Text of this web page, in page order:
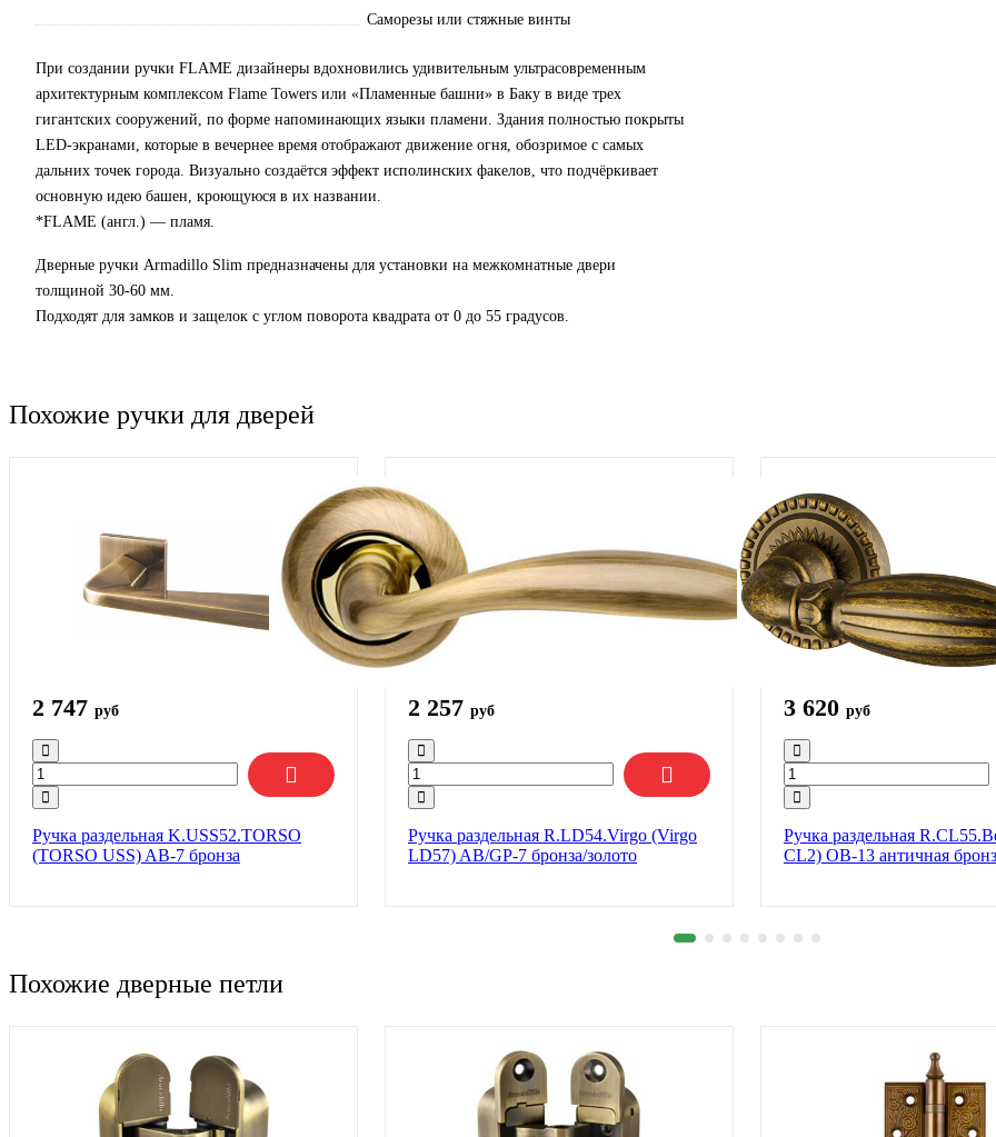
Саморезы или стяжные винты
При создании ручки FLAME дизайнеры вдохновились удивительным ультрасовременным
архитектурным комплексом Flame Towers или «Пламенные башни» в Баку в виде трех
гигантских сооружений, по форме напоминающих языки пламени. Здания полностью покрыты
LED-экранами, которые в вечернее время отображают движение огня, обозримое с самых
дальних точек города. Визуально создаётся эффект исполинских факелов, что подчёркивает
основную идею башен, кроющуюся в их названии.
*FLAME (англ.) — пламя.
Дверные ручки Armadillo Slim предназначены для установки на межкомнатные двери
толщиной 30-60 мм.
Подходят для замков и защелок с углом поворота квадрата от 0 до 55 градусов.
Похожие ручки для дверей
2 747 руб
Ручка раздельная K.USS52.TORSO
(TORSO USS) AB-7 бронза
2 257 руб
Ручка раздельная R.LD54.Virgo (Virgo
LD57) AB/GP-7 бронза/золото
3 620 руб
Ручка раздельная
CL2) OB-13 античная
Похожие дверные петли